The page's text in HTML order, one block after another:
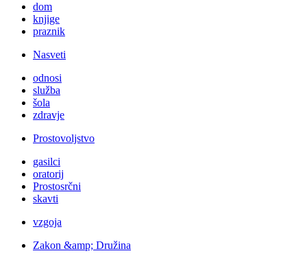
dom
knjige
praznik
Nasveti
odnosi
služba
šola
zdravje
Prostovoljstvo
gasilci
oratorij
Prostosrčni
skavti
vzgoja
Zakon &amp; Družina